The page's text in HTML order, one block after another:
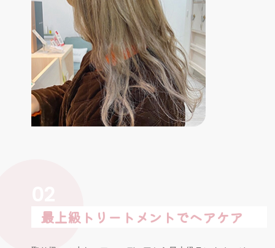
最上級トリートメントでヘアケア